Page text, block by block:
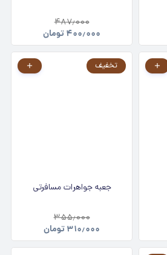
۴۸۷٫۰۰۰
۴۰۰٫۰۰۰تومان
تخفیف
جعبه جواهرات مسافرتی
۳۵۵٫۰۰۰
۳۱۰٫۰۰۰تومان